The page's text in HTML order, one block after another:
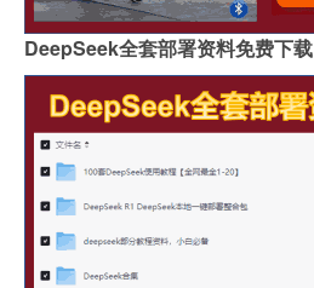
DeepSeek全套部署资料免费下载